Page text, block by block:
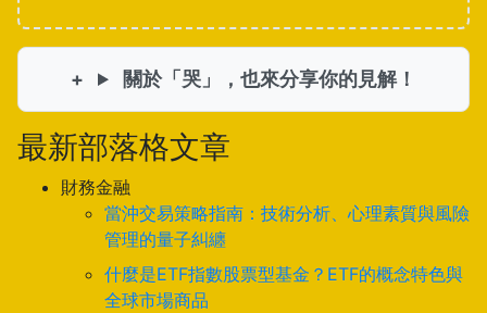
關於「哭」，也來分享你的見解！
最新部落格文章
財務金融
當沖交易策略指南：技術分析、心理素質與風險
管理的量子糾纏
什麼是ETF指數股票型基金？ETF的概念特色與
全球市場商品